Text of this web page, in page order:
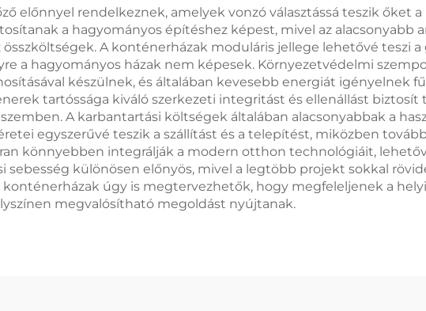
előnnyel rendelkeznek, amelyek vonzó választássá teszik őket
a hagyományos építéshez képest, mivel az alacsonyabb
A konténerházak moduláris jellege lehetővé teszi a
a hagyományos házak nem képesek. Környezetvédelmi
készülnek, és általában kevesebb energiát igényelnek
tartóssága kiváló szerkezeti integritást és ellenállást
A karbantartási költségek általában alacsonyabbak a
egyszerűvé teszik a szállítást és a telepítést, miközben
könnyebben integrálják a modern otthon technológiáit,
sebesség különösen előnyös, mivel a legtöbb projekt sokkal
úgy is megtervezhetők, hogy megfeleljenek a
megvalósítható megoldást nyújtanak.